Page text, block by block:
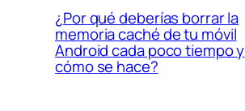
¿Por qué deberías borrar la
memoria caché de tu móvil
Android cada poco tiempo y
cómo se hace?